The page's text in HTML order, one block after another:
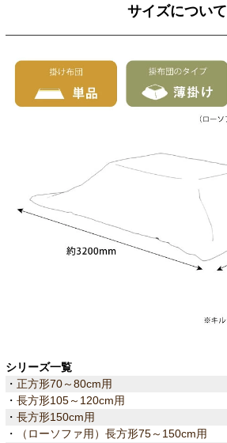
サイズについて
シリーズ一覧
・ 正方形70～80cm用
・ 長方形105～120cm用
・ 長方形150cm用
・
（ローソファ用）長方形75～150cm用